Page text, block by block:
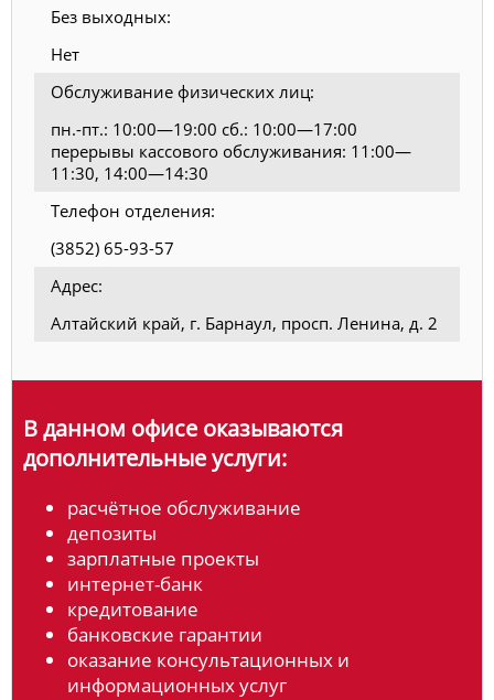
Без выходных:
Нет
Обслуживание физических лиц:
пн.-пт.: 10:00—19:00 сб.: 10:00—17:00
перерывы кассового обслуживания: 11:00—
11:30, 14:00—14:30
Телефон отделения:
(3852) 65-93-57
Адрес:
Алтайский край, г. Барнаул, просп. Ленина, д. 2
В данном офисе оказываются
дополнительные услуги:
расчётное обслуживание
депозиты
зарплатные проекты
интернет-банк
кредитование
банковские гарантии
оказание консультационных и
информационных услуг